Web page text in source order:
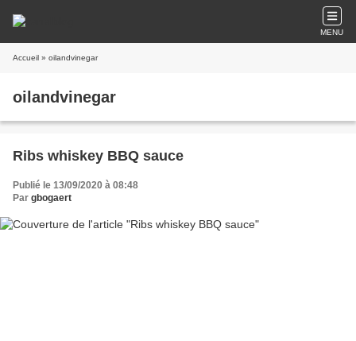
MENU
Accueil » oilandvinegar
oilandvinegar
Ribs whiskey BBQ sauce
Publié le 13/09/2020 à 08:48
Par gbogaert